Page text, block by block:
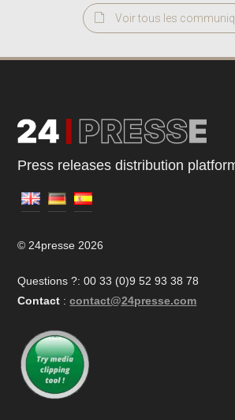
Voir tous les
Press releases distribution
© 24presse 2026
Questions ?: 00 33 (0)9 52 93 38 78
Contact : contact@24presse.com